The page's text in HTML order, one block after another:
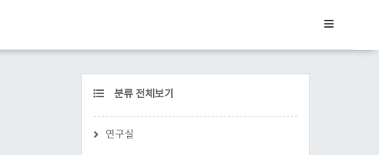
CATEGORY
분류 전체보기
연구실